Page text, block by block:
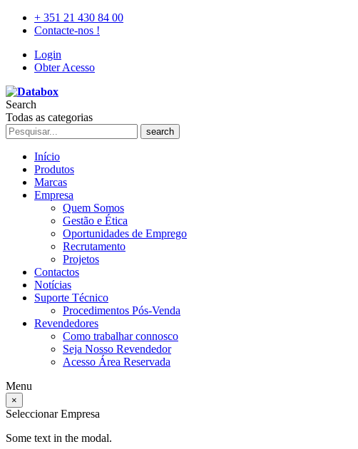
+ 351 21 430 84 00
Contacte-nos !
Login
Obter Acesso
Search
Todas as categorias
search
Início
Produtos
Marcas
Empresa
Quem Somos
Gestão e Ética
Oportunidades de Emprego
Recrutamento
Projetos
Contactos
Notícias
Suporte Técnico
Procedimentos Pós-Venda
Revendedores
Como trabalhar connosco
Seja Nosso Revendedor
Acesso Área Reservada
Menu
×
Seleccionar Empresa
Some text in the modal.